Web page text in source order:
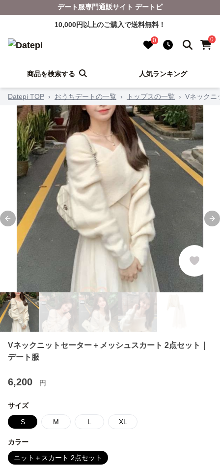
デート服専門通販サイト デートピ
10,000円以上のご購入で送料無料！
0 0
商品を検索する 人気ランキング
Datepi TOP › おうちデートの一覧 › トップスの一覧 › Vネックニ
Previous slide
Vネックニットセーター＋メッシュスカート 2点セット｜
デート服
6,200 円
サイズ
S M L XL
カラー
ニット＋スカート 2点セット